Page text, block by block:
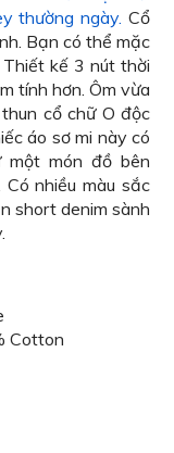
thường ngày. Cổ
Bạn có thể mặc
kế 3 nút thời
tính hơn. Ôm vừa
cổ chữ O độc
áo sơ mi này có
một món đồ bên
nhiều màu sắc
short denim sành
Cotton